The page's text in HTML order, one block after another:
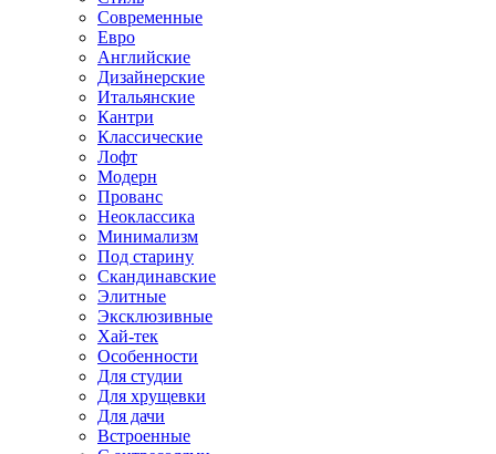
Современные
Евро
Английские
Дизайнерские
Итальянские
Кантри
Классические
Лофт
Модерн
Прованс
Неоклассика
Минимализм
Под старину
Скандинавские
Элитные
Эксклюзивные
Хай-тек
Особенности
Для студии
Для хрущевки
Для дачи
Встроенные